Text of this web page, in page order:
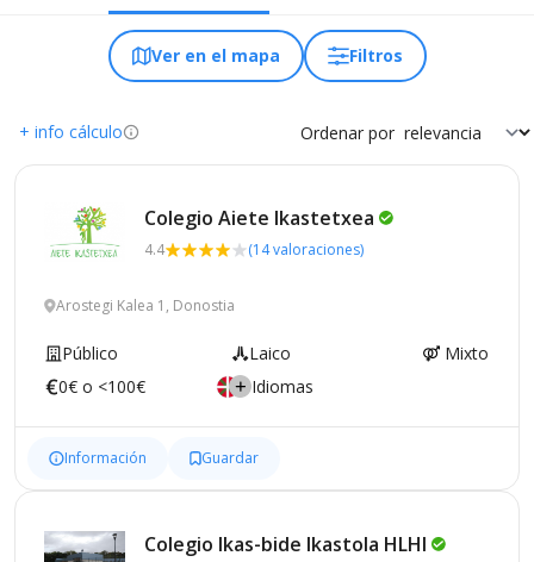
Ver en el mapa Filtros
+ info cálculo Ordenar por
Colegio Aiete Ikastetxea
4.4 (14 valoraciones)
Arostegi Kalea 1, Donostia
Público Laico
Mixto
0€ o <100€
Idiomas
Información Guardar
Colegio Ikas-bide Ikastola HLHI